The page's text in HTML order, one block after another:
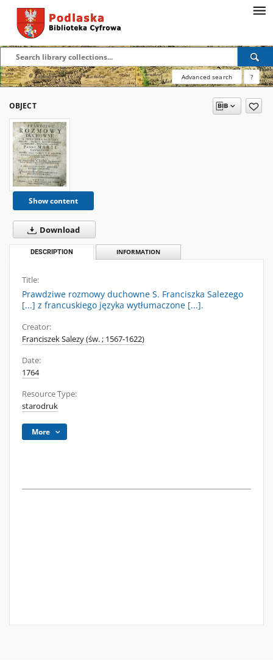
Advanced search ?
OBJECT
Show content
Download
DESCRIPTION INFORMATION
Title:
Prawdziwe rozmowy duchowne S. Franciszka Salezego
[...] z francuskiego języka wytłumaczone [...].
Creator:
Franciszek Salezy (św. ; 1567-1622)
Date:
1764
Resource Type:
starodruk
More